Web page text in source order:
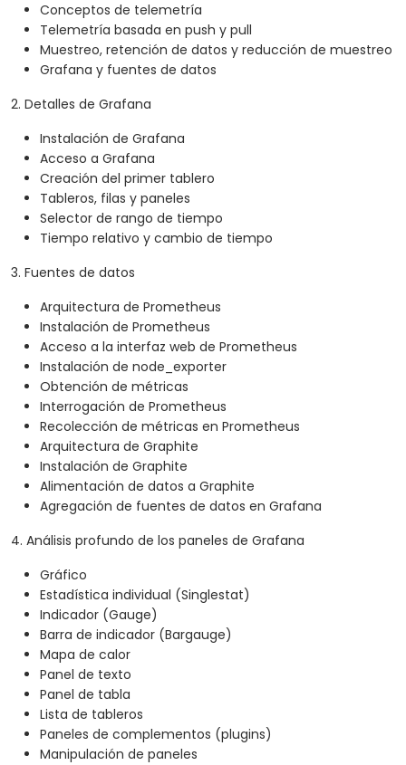
Conceptos de telemetría
Telemetría basada en push y pull
Muestreo, retención de datos y reducción de muestreo
Grafana y fuentes de datos
2. Detalles de Grafana
Instalación de Grafana
Acceso a Grafana
Creación del primer tablero
Tableros, filas y paneles
Selector de rango de tiempo
Tiempo relativo y cambio de tiempo
3. Fuentes de datos
Arquitectura de Prometheus
Instalación de Prometheus
Acceso a la interfaz web de Prometheus
Instalación de node_exporter
Obtención de métricas
Interrogación de Prometheus
Recolección de métricas en Prometheus
Arquitectura de Graphite
Instalación de Graphite
Alimentación de datos a Graphite
Agregación de fuentes de datos en Grafana
4. Análisis profundo de los paneles de Grafana
Gráfico
Estadística individual (Singlestat)
Indicador (Gauge)
Barra de indicador (Bargauge)
Mapa de calor
Panel de texto
Panel de tabla
Lista de tableros
Paneles de complementos (plugins)
Manipulación de paneles